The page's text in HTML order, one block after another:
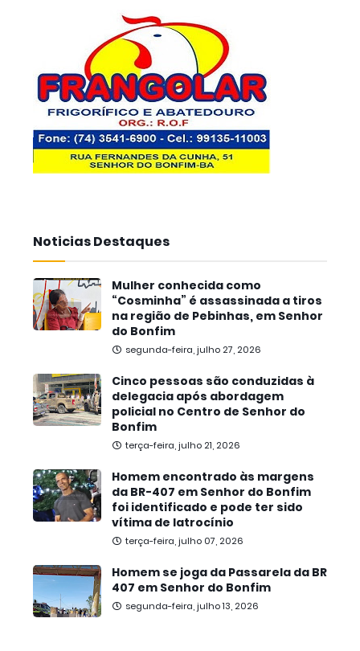
Noticias Destaques
Mulher conhecida como
“Cosminha” é assassinada a tiros
na região de Pebinhas, em Senhor
do Bonfim
segunda-feira, julho 27, 2026
Cinco pessoas são conduzidas à
delegacia após abordagem
policial no Centro de Senhor do
Bonfim
terça-feira, julho 21, 2026
Homem encontrado às margens
da BR-407 em Senhor do Bonfim
foi identificado e pode ter sido
vítima de latrocínio
terça-feira, julho 07, 2026
Homem se joga da Passarela da BR
407 em Senhor do Bonfim
segunda-feira, julho 13, 2026